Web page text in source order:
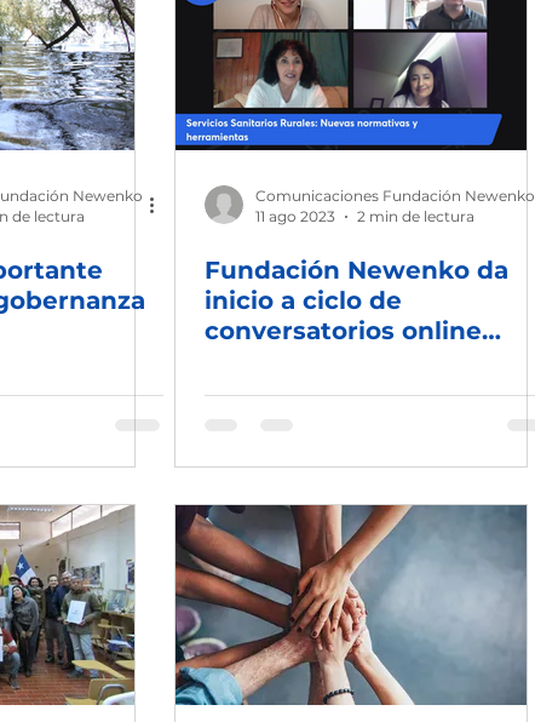
Newenko
de lectura
Comunicaciones Fundación Newenko
11 ago 2023
2 min de lectura
Fundación Newenko da
inicio a ciclo de
conversatorios online
en Chile